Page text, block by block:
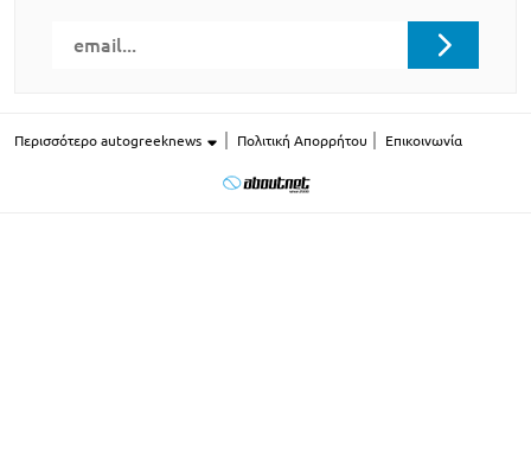
Περισσότερο autogreeknews Πολιτική Απορρήτου Επικοινωνία